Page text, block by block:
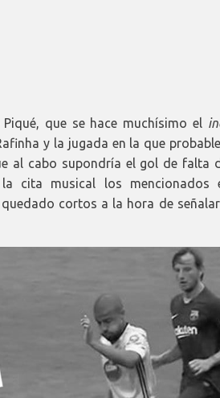
que se hace muchísimo el
y la jugada en la que
al cabo supondría el gol de falta
cita musical los mencionados
cortos a la hora de